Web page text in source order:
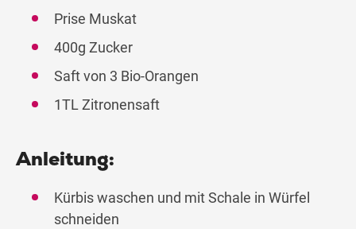
Prise Muskat
400g Zucker
Saft von 3 Bio-Orangen
1TL Zitronensaft
Anleitung:
Kürbis waschen und mit Schale in Würfel
schneiden